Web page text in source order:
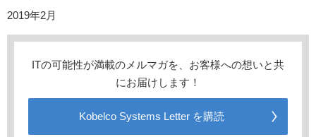
2019年2月
ITの可能性が満載のメルマガを、お客様への想いと共
にお届けします！
Kobelco Systems Letter を購読